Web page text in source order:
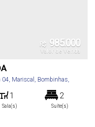
R$ 985.000
Valor de Venda
04, Mariscal , Bombinhas,
1
Sala(s)
2
Suíte(s)